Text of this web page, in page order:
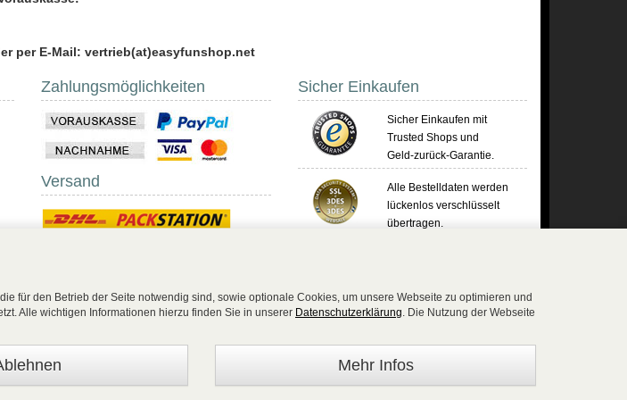
per E-Mail: vertrieb(at)easyfunshop.net
Zahlungsmöglichkeiten
Versand
Sicher Einkaufen
Sicher Einkaufen mit
Trusted Shops und
Geld-zurück-Garantie.
Alle Bestelldaten werden
lückenlos verschlüsselt
übertragen.
9 - D-56751 Polch - Tel: +49 (0)2654 8839818 - Fax: 02654 883 9820 -
für den Betrieb der Seite notwendig sind, sowie optionale Cookies, um unsere Webseite zu optimieren und
Alle wichtigen Informationen hierzu finden Sie in unserer Datenschutzerklärung. Die Nutzung der Webseite
Mehr Infos